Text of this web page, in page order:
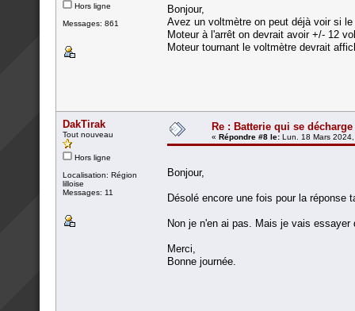
Hors ligne
Messages: 861
Bonjour,
Avez un voltmètre on peut déjà voir si
Moteur à l'arrêt on devrait avoir +/- 12
Moteur tournant le voltmètre devrait
DakTirak
Tout nouveau
Hors ligne
Localisation: Région
lilloise
Messages: 11
Re : Batterie qui se
« Répondre #8 le: Lun. 18 Mars
Bonjour,
Désolé encore une fois pour la réponse
Non je n'en ai pas. Mais je vais essayer
Merci,
Bonne journée.